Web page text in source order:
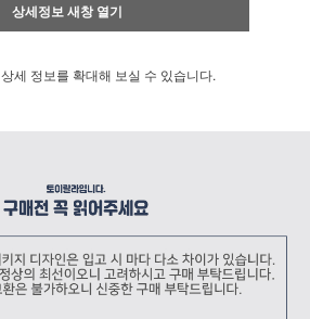
상세정보 새창 열기
상세 정보를 확대해 보실 수 있습니다.